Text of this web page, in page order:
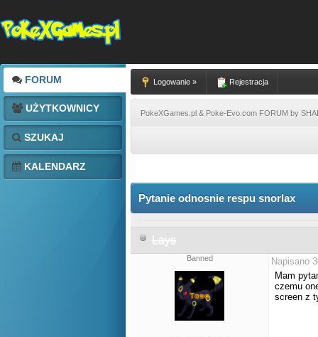
FORUM
UŻYTKOWNICY
SZUKAJ
KALENDARZ
Logowanie » Rejestracja
PokeXGames.pl & Poke-Evo.com FORUM by
Pytanie odnosnie respu snorlax
Lays
Banned
Napisano
Mam
czemu
screen z